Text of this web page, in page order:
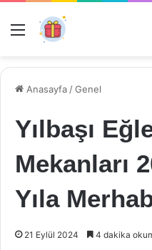
Menü
Anasayfa /Genel
Yılbaşı
Mekanları
Yıla
21 Eylül 2024 4 dakika